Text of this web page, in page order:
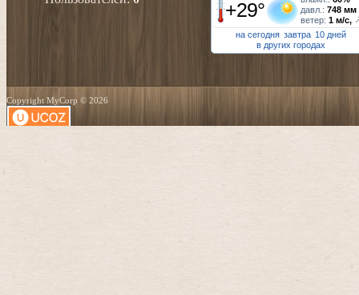
+29°
давл.:748 мм
ветер:1 м/с,
на сегодня завтра 10 дней
в других городах
Copyright MyCorp © 2026